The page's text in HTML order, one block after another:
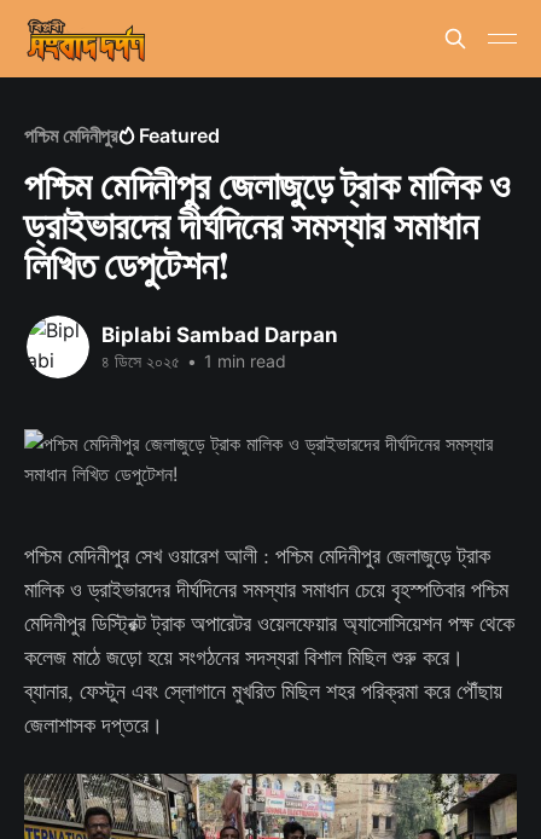
পশ্চিম মেদিনীপুর Featured
পশ্চিম মেদিনীপুর জেলাজুড়ে ট্রাক মালিক ও
ড্রাইভারদের দীর্ঘদিনের সমস্যার সমাধান
লিখিত ডেপুটেশন!
Biplabi Sambad Darpan
৪ ডিসে ২০২৫ • 1 min read
পশ্চিম মেদিনীপুর সেখ ওয়ারেশ আলী : পশ্চিম মেদিনীপুর জেলাজুড়ে ট্রাক
মালিক ও ড্রাইভারদের দীর্ঘদিনের সমস্যার সমাধান চেয়ে বৃহস্পতিবার পশ্চিম
মেদিনীপুর ডিস্ট্রিক্ট ট্রাক অপারেটর ওয়েলফেয়ার অ্যাসোসিয়েশন পক্ষ থেকে
কলেজ মাঠে জড়ো হয়ে সংগঠনের সদস্যরা বিশাল মিছিল শুরু করে।
ব্যানার, ফেস্টুন এবং স্লোগানে মুখরিত মিছিল শহর পরিক্রমা করে পৌঁছায়
জেলাশাসক দপ্তরে।